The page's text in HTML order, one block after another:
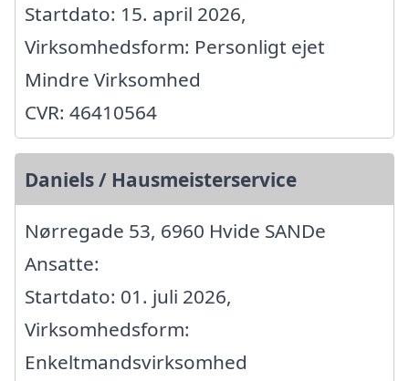
Startdato: 15. april 2026,
Virksomhedsform: Personligt ejet
Mindre Virksomhed
CVR: 46410564
Daniels / Hausmeisterservice
Nørregade 53, 6960 Hvide SANDe
Ansatte:
Startdato: 01. juli 2026,
Virksomhedsform:
Enkeltmandsvirksomhed